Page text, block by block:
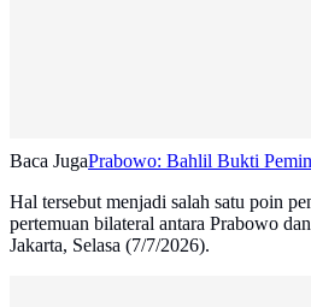
Baca JugaPrabowo: Bahlil Bukti
Hal tersebut menjadi salah satu poin
pertemuan bilateral antara Prabowo
Jakarta, Selasa (7/7/2026).